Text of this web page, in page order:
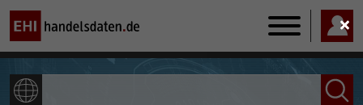
Main
navigation